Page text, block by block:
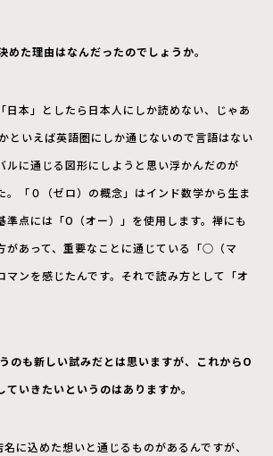
めた理由はなんだったのでしょうか。
日本」としたら日本人にしか読めない、じゃあ
といえば英語圏にしか通じないので言語はない
ルに通じる図形にしようと思い浮かんだのが
。「０（ゼロ）の概念」はインド数学から生ま
準点には「O（オー）」を使用します。禅にも
があって、重要なことに通じている「○（マ
マンを感じたんです。それで読み方として「オ
のも新しい試みだとは思いますが、これからO
いきたいというのはありますか。
名に込めた想いと通じるものがあるんですが、